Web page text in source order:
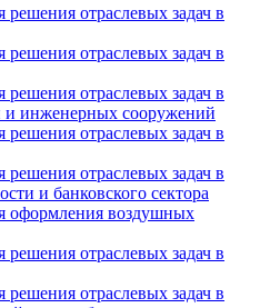
отраслевых задач в
отраслевых задач в
отраслевых задач в
и инженерных сооружений
отраслевых задач в
отраслевых задач в
и банковского сектора
оформления воздушных
отраслевых задач в
отраслевых задач в